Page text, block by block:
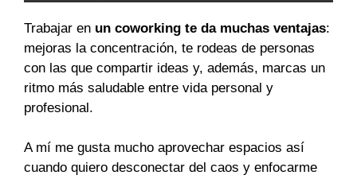
Trabajar en un coworking te da muchas ventajas:
mejoras la concentración, te rodeas de personas
con las que compartir ideas y, además, marcas un
ritmo más saludable entre vida personal y
profesional.
A mí me gusta mucho aprovechar espacios así
cuando quiero desconectar del caos y enfocarme